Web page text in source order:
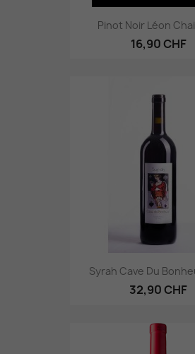
Pinot Noir Léon
16,90 CHF
Syrah Cave Du
32,90 CHF